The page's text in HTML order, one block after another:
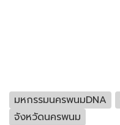
มหกรรมนครพนมDNA
จังหวัดนครพนม